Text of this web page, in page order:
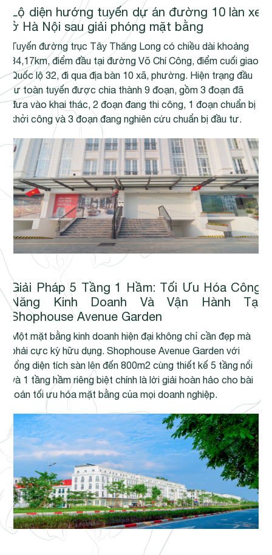
Lộ diện hướng tuyến dự án đường 10 làn xe
ở Hà Nội sau giải phóng mặt bằng
Tuyến đường trục Tây Thăng Long có chiều dài khoảng
34,17km, điểm đầu tại đường Võ Chí Công, điểm cuối giao
Quốc lộ 32, đi qua địa bàn 10 xã, phường. Hiện trạng đầu
tư toàn tuyến được chia thành 9 đoạn, gồm 3 đoạn đã
đưa vào khai thác, 2 đoạn đang thi công, 1 đoạn chuẩn bị
khởi công và 3 đoạn đang nghiên cứu chuẩn bị đầu tư.
Giải Pháp 5 Tầng 1 Hầm: Tối Ưu Hóa Công
Năng Kinh Doanh Và Vận Hành Tại
Shophouse Avenue Garden
Một mặt bằng kinh doanh hiện đại không chỉ cần đẹp mà
phải cực kỳ hữu dụng. Shophouse Avenue Garden với
tổng diện tích sàn lên đến 800m2 cùng thiết kế 5 tầng nổi
và 1 tầng hầm riêng biệt chính là lời giải hoàn hảo cho bài
toán tối ưu hóa mặt bằng của mọi doanh nghiệp.